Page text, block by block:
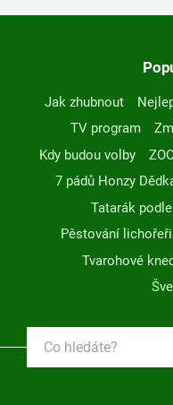
Jak zhubnout
TV program
Kdy budou volby
7 pádů Honzy
Tatarák
Pěstování
Tvarohové